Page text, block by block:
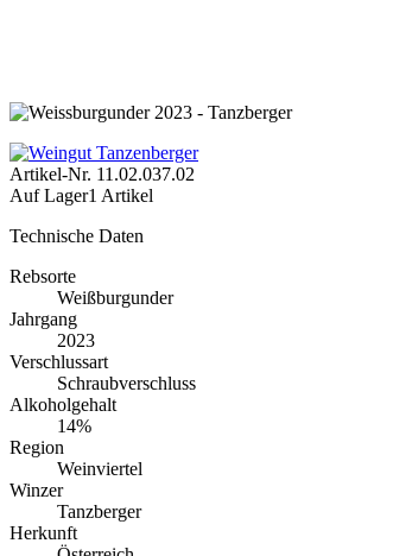
Artikel-Nr. 11.02.037.02
Auf Lager1 Artikel
Technische Daten
Rebsorte
Weißburgunder
Jahrgang
2023
Verschlussart
Schraubverschluss
Alkoholgehalt
14%
Region
Weinviertel
Winzer
Tanzberger
Herkunft